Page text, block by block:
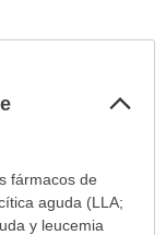
fármacos de
aguda (LLA;
y leucemia